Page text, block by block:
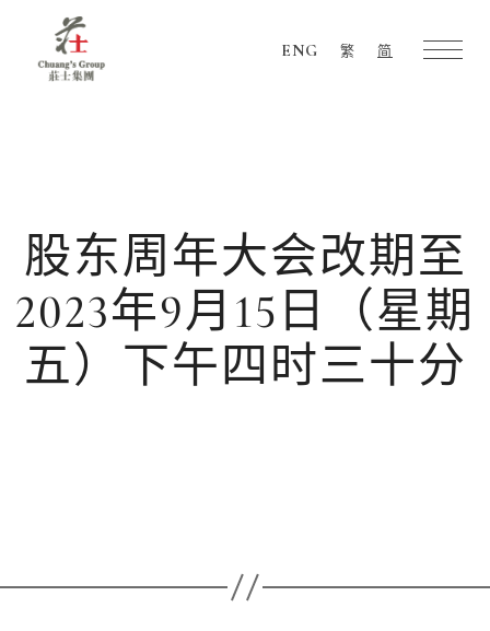
ENG 繁 简
股东周年大会改期至
2023年9月15日（星期
五）下午四时三十分